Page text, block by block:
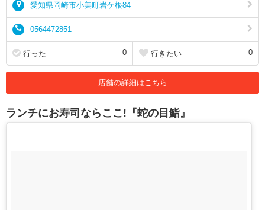
愛知県岡崎市小美町岩ケ根84
0564472851
行った 0 行きたい 0
店舗の詳細はこちら
ランチにお寿司ならここ!『蛇の目鮨』